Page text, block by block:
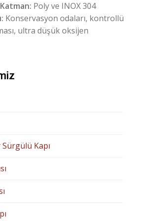
Kapı
Poly ve INOX 304
Konservasyon odaları, kontrollü
ultra düşük oksijen